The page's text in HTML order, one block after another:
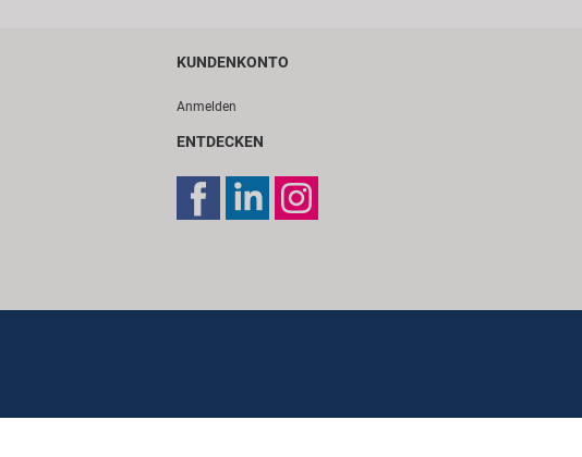
KUNDENKONTO
Anmelden
ENTDECKEN